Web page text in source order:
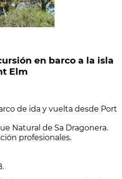
en barco a la isla
Elm
de ida y vuelta desde Port
Natural de Sa Dragonera.
profesionales.